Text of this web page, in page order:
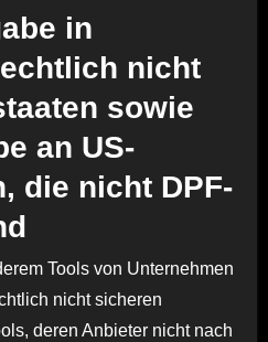
in
nicht
sowie
an US-
die nicht DPF-
Tools von Unternehmen
nicht sicheren
deren Anbieter nicht nach